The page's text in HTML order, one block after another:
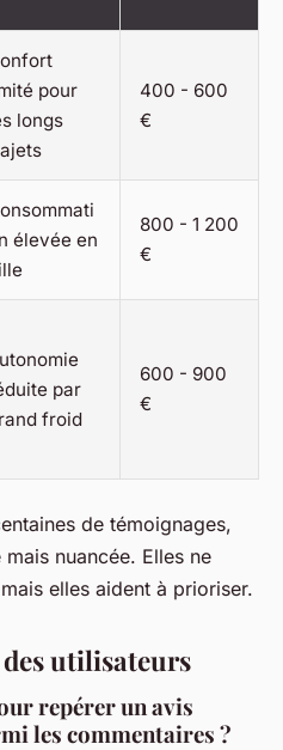
pour
longs
400 - 600
€
élevée en
800 - 1 200
€
par
froid
600 - 900
€
de témoignages,
nuancée. Elles ne
elles aident à prioriser.
utilisateurs
repérer un avis
les commentaires ?